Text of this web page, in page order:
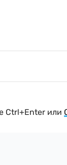
Ctrl+Enter или